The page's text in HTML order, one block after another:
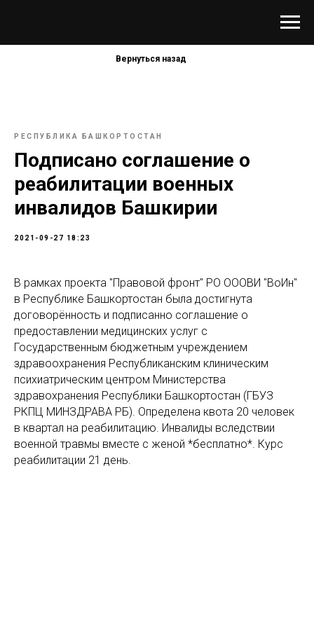
Вернуться назад
РЕСПУБЛИКА БАШКОРТОСТАН
Подписано соглашение о
реабилитации военных
инвалидов Башкирии
2021-09-27 18:23
В рамках проекта "Правовой фронт" РО ОООВИ "ВоИн"
в Республике Башкортостан была достигнута
договорённость и подписанно соглашение о
предоставлении медицинских услуг с
Государственным бюджетным учреждением
здравоохранения Республиканским клиническим
психиатрическим центром Министерства
здравохранения Республики Башкортостан (ГБУЗ
РКПЦ МИНЗДРАВА РБ). Определена квота 20 человек
в квартал на реабилитацию. Инвалиды вследствии
военной травмы вместе с женой *бесплатно*. Курс
реабилитации 21 день.